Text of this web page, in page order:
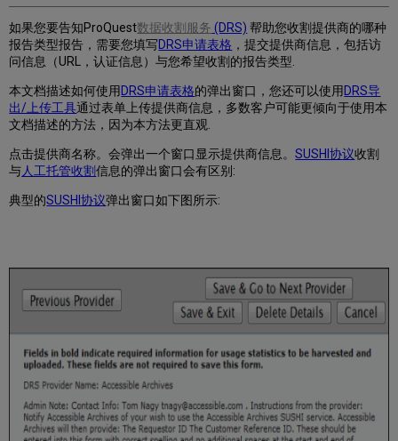
逐
个
输
入
供
商
认
信
息?
如果您要告知ProQuest数据收割服务 (DRS) 帮助您收割提供商的哪种
报告类型报告，需要您填写DRS申请表格 ，提交提供商信息，包括访
问信息（URL，认证信息）与您希望收割的报告类型.
本文档描述如何使用 DRS申请表格的弹出窗口，您还可以使用 DRS导
出/上传工具通过表单上传提供商信息，多数客户可能更倾向于使用本
文档描述的方法，因为本方法更直观.
点击提供商名称。会弹出一个窗口显示提供商信息。SUSHI协议收割
与人工托管收割信息的弹出窗口会有区别:
典型的SUSHI协议弹出窗口如下图所示: